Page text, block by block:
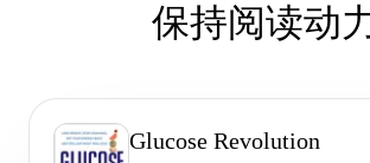
保持阅读动
Glucose Revolution